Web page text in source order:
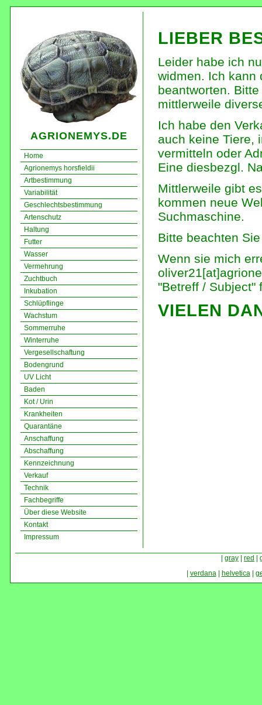
AGRIONEMYS.DE
Home
Agrionemys horsfieldii
Artbestimmung
Variabilität
Geschlechtsbestimmung
Artenschutz
Haltung
Futter
Wasser
Vermehrung
Zuchtbuch
Inkubation
Schlüpflinge
Wachstum
Sommerruhe
Winterruhe
Vergesellschaftung
Bodengrund
UV Licht
Baden
Kot / Urin
Krankheiten
Quarantäne
Anschaffung
Abschaffung
Kennzeichnung
Verkauf
Technik
Fachbegriffe
Über diese Website
Kontakt
Impressum
LIEBER
Leider habe ich
widmen. Ich kann
beantworten.
mittlerweile
Ich habe den
auch keine Tiere,
vermitteln oder
Eine diesbezgl.
Mittlerweile gibt
kommen neue
Suchmaschine.
Bitte beachten
Wenn sie mich
"Betreff / Subject"
VIELEN
gray red
verdana| helvetica|